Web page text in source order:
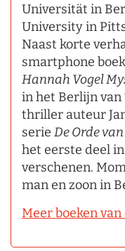
Universität in
University in
Naast korte
smartphone
Hannah Vogel
in het Berlijn van
thriller auteur
serie De Orde
het eerste deel
verschenen.
man en zoon in
Meer boeken